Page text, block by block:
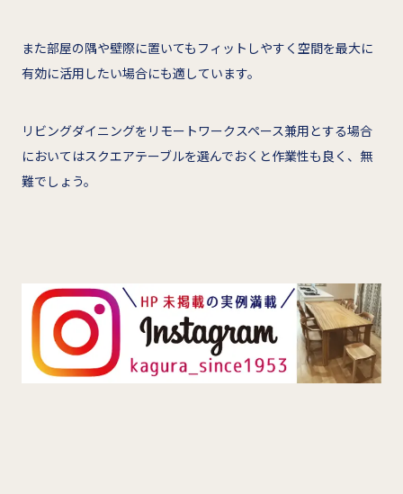
また部屋の隅や壁際に置いてもフィットしやすく空間を最大に
有効に活用したい場合にも適しています。
リビングダイニングをリモートワークスペース兼用とする場合
においてはスクエアテーブルを選んでおくと作業性も良く、無
難でしょう。